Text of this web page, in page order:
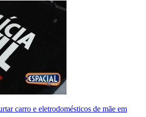
carro e eletrodomésticos de mãe em